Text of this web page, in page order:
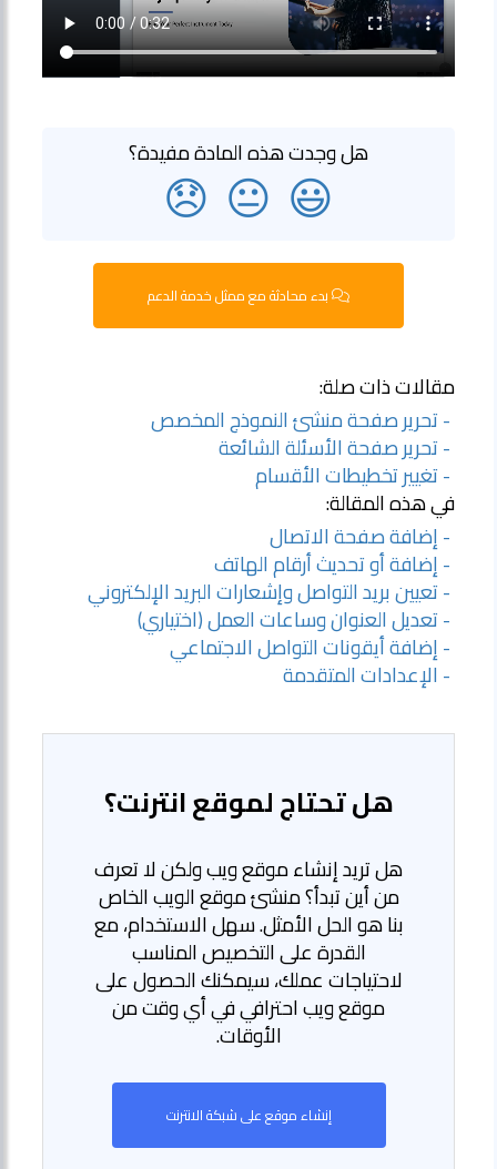
هل وجدت هذه المادة مفيدة؟
😃
😐
😞
بدء محادثة مع ممثل خدمة الدعم
مقالات ذات صلة:
- تحرير صفحة منشئ النموذج المخصص
- تحرير صفحة الأسئلة الشائعة
- تغيير تخطيطات الأقسام
في هذه المقالة:
- إضافة صفحة الاتصال
- إضافة أو تحديث أرقام الهاتف
- تعيين بريد التواصل وإشعارات البريد الإلكتروني
- تعديل العنوان وساعات العمل (اختياري)
- إضافة أيقونات التواصل الاجتماعي
- الإعدادات المتقدمة
هل تحتاج لموقع انترنت؟
هل تريد إنشاء موقع ويب ولكن لا تعرف
من أين تبدأ؟ منشئ موقع الويب الخاص
بنا هو الحل الأمثل. سهل الاستخدام، مع
القدرة على التخصيص المناسب
لاحتياجات عملك، سيمكنك الحصول على
موقع ويب احترافي في أي وقت من
الأوقات.
إنشاء موقع على شبكة الانترنت